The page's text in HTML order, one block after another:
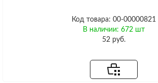
Код товара: 00-00000821
В наличии: 672 шт
52 руб.